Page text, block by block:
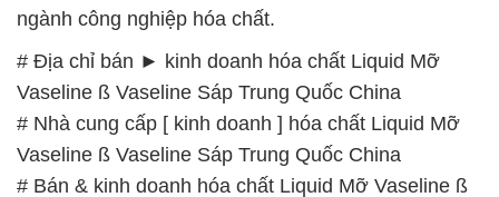
ngành công nghiệp hóa chất.
# Địa chỉ bán ► kinh doanh hóa chất Liquid Mỡ
Vaseline ß Vaseline Sáp Trung Quốc China
# Nhà cung cấp [ kinh doanh ] hóa chất Liquid Mỡ
Vaseline ß Vaseline Sáp Trung Quốc China
# Bán & kinh doanh hóa chất Liquid Mỡ Vaseline ß